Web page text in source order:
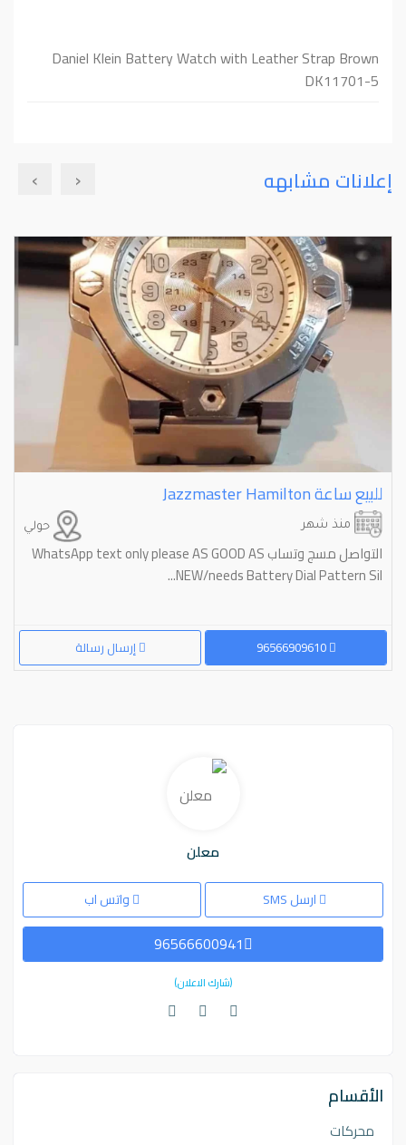
Daniel Klein Battery Watch with Leather Strap Brown
DK11701-5
إعلانات مشابهه
للبيع ساعة ⁦⁦Hamilton⁩⁩ ⁦⁦Jazzmaster⁩⁩
حولي منذ شهر
التواصل مسج وتساب WhatsApp text only please AS GOOD AS
NEW/needs Battery Dial Pattern Sil...
إرسال رسالة 96566909610
‹
›
معلن
ارسل SMS واتس اب
96566600941
(شارك الاعلان)
الأقسام
محركات